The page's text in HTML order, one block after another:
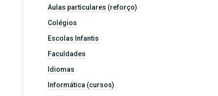
Aulas particulares (reforço)
Colégios
Escolas Infantis
Faculdades
Idiomas
Informática (cursos)